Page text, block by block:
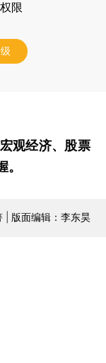
限
观经济、股票
| 版面编辑：李东昊